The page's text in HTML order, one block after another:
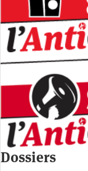
Dossiers